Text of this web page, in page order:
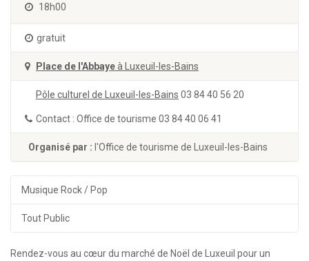
18h00
gratuit
Place de l'Abbayeà Luxeuil-les-Bains
Pôle culturel de Luxeuil-les-Bains 03 84 40 56 20
Contact : Office de tourisme 03 84 40 06 41
Organisé par : l'Office de tourisme de Luxeuil-les-Bains
Musique Rock / Pop
Tout Public
Rendez-vous au cœur du marché de Noël de Luxeuil pour un